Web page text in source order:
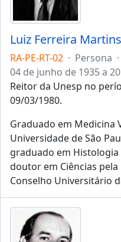
Luiz Ferreira Martins
RA-PE-RT-02 · Persona ·
04 de junho de 1935 a
Reitor da Unesp no
09/03/1980.
Graduado em Medicina
Universidade de São
graduado em Histologia
doutor em Ciências pela
Conselho Universitário